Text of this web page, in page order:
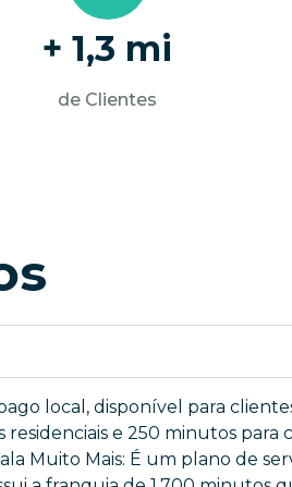
+ 1,3 mi
de Clientes
local, disponível para
e 250 minutos
Muito Mais: É um plano de